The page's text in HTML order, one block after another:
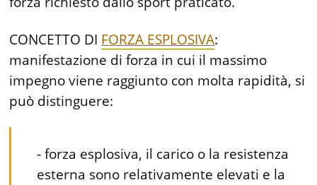
CONCETTO DI FORZA ESPLOSIVA:
manifestazione di forza in cui il massimo
impegno viene raggiunto con molta rapidità, si
può distinguere:
- forza esplosiva, il carico o la resistenza
esterna sono relativamente elevati e la